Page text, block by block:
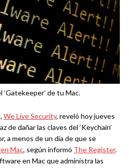
‘Gatekeeper’ de tu Mac.
We Live Security, reveló hoy jueves
de dañar las claves del ‘Keychain’
a menos de un día de que se
Mac, según informó The Register.
en Mac que administra las